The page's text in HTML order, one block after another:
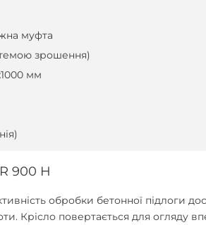
муфта
зрошення)
мм
900 H
обробки бетонної підлоги
Крісло повертається для огляду